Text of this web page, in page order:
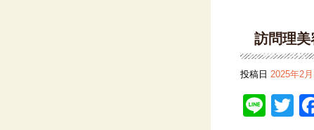
訪問理
投稿日 2025年2月
Line